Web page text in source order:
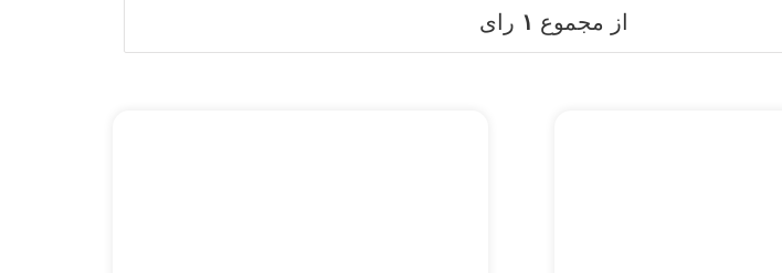
از مجموع ۱ رای